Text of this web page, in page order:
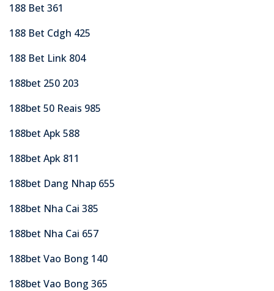
188 Bet 361
188 Bet Cdgh 425
188 Bet Link 804
188bet 250 203
188bet 50 Reais 985
188bet Apk 588
188bet Apk 811
188bet Dang Nhap 655
188bet Nha Cai 385
188bet Nha Cai 657
188bet Vao Bong 140
188bet Vao Bong 365